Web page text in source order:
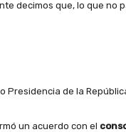
decimos que, lo que no
Presidencia de la
un acuerdo con el